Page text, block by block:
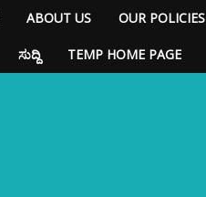
ABOUT US OUR POLICIES
ಸುದ್ದಿ TEMP HOME PAGE